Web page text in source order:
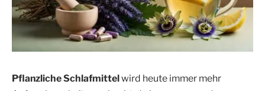
Pflanzliche Schlafmittelwird heute immer mehr